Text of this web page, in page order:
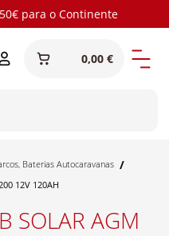
para o Continente
0,00 €
, Baterias Autocaravanas /
12V 120AH
SOLAR AGM